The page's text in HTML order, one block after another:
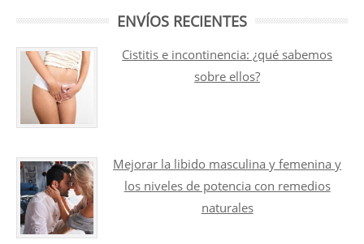
ENVÍOS RECIENTES
Cistitis e incontinencia: ¿qué sabemos
sobre ellos?
Mejorar la libido masculina y femenina y
los niveles de potencia con remedios
naturales